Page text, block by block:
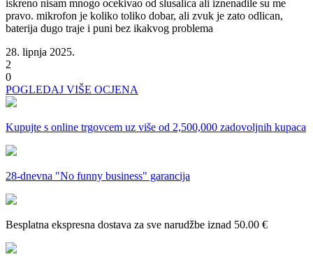
iskreno nisam mnogo ocekivao od slusalica ali iznenadile su me
pravo. mikrofon je koliko toliko dobar, ali zvuk je zato odlican,
baterija dugo traje i puni bez ikakvog problema
28. lipnja 2025.
2
0
POGLEDAJ VIŠE OCJENA
Kupujte s online trgovcem uz više od 2,500,000 zadovoljnih kupaca
28-dnevna "No funny business" garancija
Besplatna ekspresna dostava za sve narudžbe iznad 50.00 €